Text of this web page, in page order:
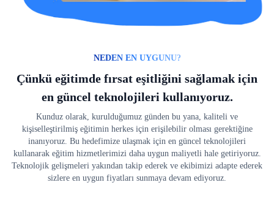
NEDEN EN UYGUNU?
Çünkü eğitimde fırsat eşitliğini sağlamak için
en güncel teknolojileri kullanıyoruz.
Kunduz olarak, kurulduğumuz günden bu yana, kaliteli ve
kişiselleştirilmiş eğitimin herkes için erişilebilir olması gerektiğine
inanıyoruz. Bu hedefimize ulaşmak için en güncel teknolojileri
kullanarak eğitim hizmetlerimizi daha uygun maliyetli hale getiriyoruz.
Teknolojik gelişmeleri yakından takip ederek ve ekibimizi adapte ederek
sizlere en uygun fiyatları sunmaya devam ediyoruz.